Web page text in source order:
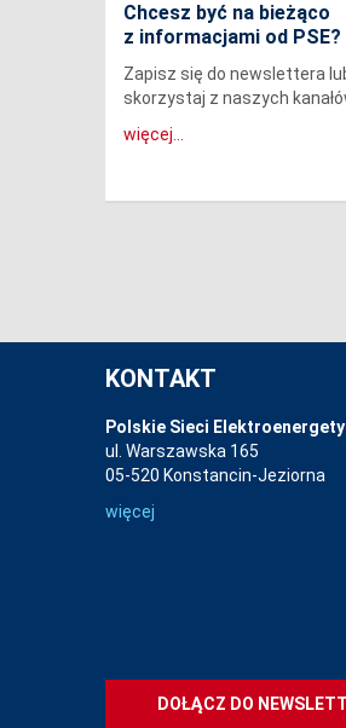
Chcesz być na bieżąco
z informacjami od PSE?
Zapisz się do newslettera
skorzystaj z naszych
więcej...
KONTAKT
Polskie Sieci
ul. Warszawska 165
05-520 Konstancin-Jeziorna
więcej
DOŁĄCZ DO